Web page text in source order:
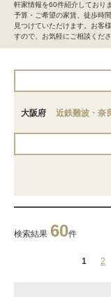
軒家情報を60件紹介しており
予算・ご希望の家賃、徒歩時
見つけていただけます。お客
すので、お気軽にご相談くださ
大阪府 近鉄難波・奈
検索結果 60件
1 2